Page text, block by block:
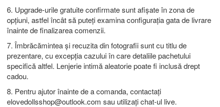
6. Upgrade-urile gratuite confirmate sunt afișate în zona de
opțiuni, astfel încât să puteți examina configurația gata de livrare
înainte de finalizarea comenzii.
7. Îmbrăcămintea și recuzita din fotografii sunt cu titlu de
prezentare, cu excepția cazului în care detaliile pachetului
specifică altfel. Lenjerie intimă aleatorie poate fi inclusă drept
cadou.
8. Pentru ajutor înainte de a comanda, contactați
elovedollsshop@outlook.com sau utilizați chat-ul live.